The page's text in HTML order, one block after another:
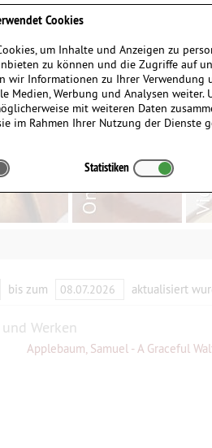
bis zum aktualisiert
Werken
Applebaum, Samuel - A Graceful
Cookies
um Inhalte und Anzeigen zu
zu können und die Zugriffe auf
wir Informationen zu Ihrer Verwendung
Medien, Werbung und Analysen weiter.
mit weiteren Daten
im Rahmen Ihrer Nutzung der Dienste
Statistiken